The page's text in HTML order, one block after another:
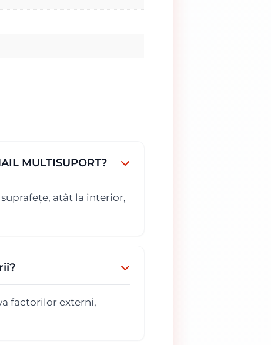
MULTISUPORT?
atât la interior,
factorilor externi,